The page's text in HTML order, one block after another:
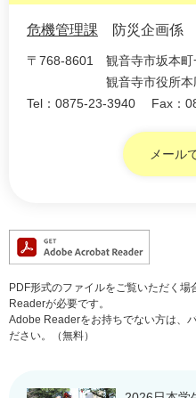
危機管理課 防災企画係
〒768-8601
観音寺市坂本
観音寺市役所
Tel：0875-23-3940
Fax：
メール
PDF形式のファイルをご覧いただく
Readerが必要です。
Adobe Readerをお持ちでない方は、
ださい。（無料）